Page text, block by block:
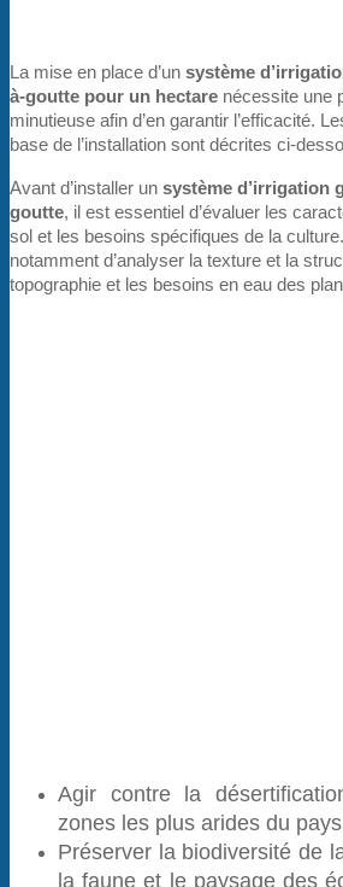
La mise en place d’un système
à-goutte pour un hectare nécessite une
minutieuse afin d’en garantir l’efficacité.
base de l’installation sont décrites ci-
Avant d’installer un système d’irrigation
goutte, il est essentiel d’évaluer les
sol et les besoins spécifiques de la
notamment d’analyser la texture et la
topographie et les besoins en eau des
Agir contre la
zones les plus arides du
Préserver la biodiversité de
la faune et le paysage des